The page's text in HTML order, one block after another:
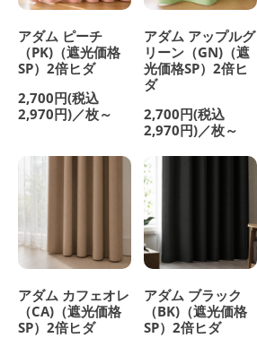
アダム ピーチ
（PK)（遮光価格
SP）2倍ヒダ
2,700円(税込
2,970円)／枚～
アダム アップルグ
リーン（GN)（遮
光価格SP）2倍ヒ
ダ
2,700円(税込
2,970円)／枚～
アダム カフェオレ
（CA)（遮光価格
SP）2倍ヒダ
アダム ブラック
（BK)（遮光価格
SP）2倍ヒダ